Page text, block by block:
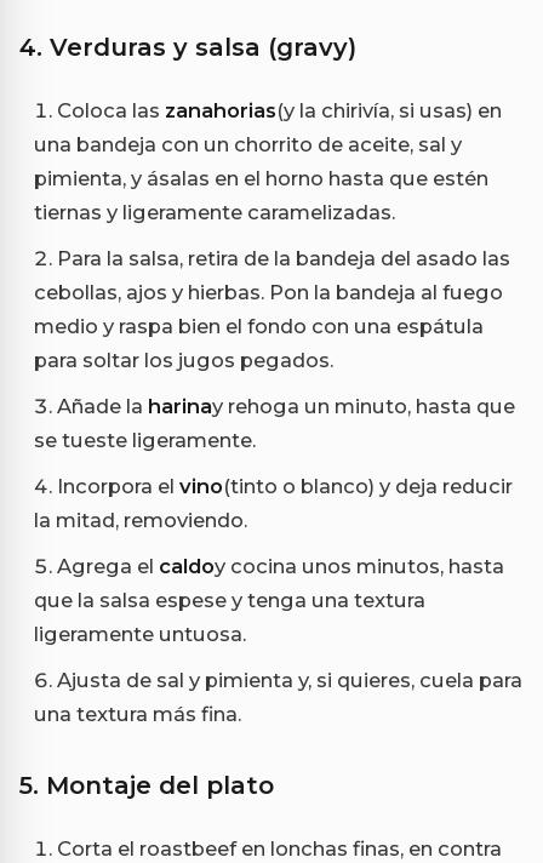
4. Verduras y salsa (gravy)
Coloca las zanahorias(y la chirivía, si usas) en
una bandeja con un chorrito de aceite, sal y
pimienta, y ásalas en el horno hasta que estén
tiernas y ligeramente caramelizadas.
Para la salsa, retira de la bandeja del asado las
cebollas, ajos y hierbas. Pon la bandeja al fuego
medio y raspa bien el fondo con una espátula
para soltar los jugos pegados.
Añade la harinay rehoga un minuto, hasta que
se tueste ligeramente.
Incorpora el vino(tinto o blanco) y deja reducir
la mitad, removiendo.
Agrega el caldoy cocina unos minutos, hasta
que la salsa espese y tenga una textura
ligeramente untuosa.
Ajusta de sal y pimienta y, si quieres, cuela para
una textura más fina.
5. Montaje del plato
Corta el roastbeef en lonchas finas, en contra